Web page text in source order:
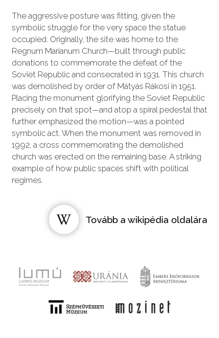
The aggressive posture was fitting, given the
symbolic struggle for the very space the statue
occupied. Originally, the site was home to the
Regnum Marianum Church—built through public
donations to commemorate the defeat of the
Soviet Republic and consecrated in 1931. This church
was demolished by order of Mátyás Rákosi in 1951.
Placing the monument glorifying the Soviet Republic
precisely on that spot—and atop a spiral pedestal that
further emphasized the motion—was a pointed
symbolic act. When the monument was removed in
1992, a cross commemorating the demolished
church was erected on the remaining base. A striking
example of how public spaces shift with political
regimes.
Tovább a wikipédia oldalára